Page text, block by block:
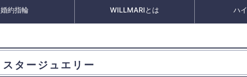
婚約指輪 WILLMARIとは ハ
スタージュエリー